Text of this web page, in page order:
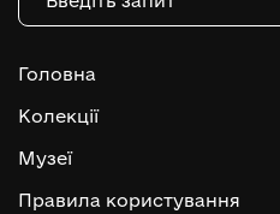
Головна
Колекції
Музеї
Правила користування